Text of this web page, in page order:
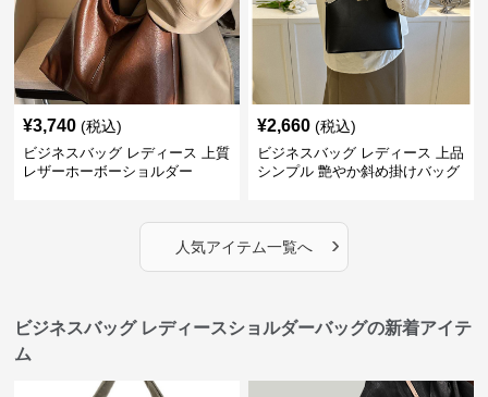
¥3,740 (税込)
ビジネスバッグ レディース 上質
レザーホーボーショルダー
¥2,660 (税込)
ビジネスバッグ レディース 上品
シンプル 艶やか斜め掛けバッグ
人気アイテム一覧へ ›
ビジネスバッグ レディースショルダーバッグの新着アイテ
ム